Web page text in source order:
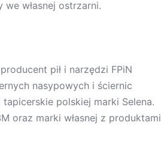
własnej ostrzarni.
pił i narzędzi FPiN
nasypowych i ściernic
polskiej marki Selena.
oraz marki własnej z produktami